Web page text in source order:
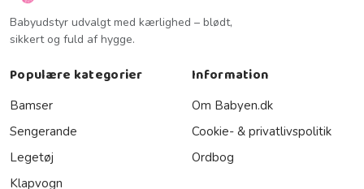
Babyudstyr udvalgt med kærlighed – blødt,
sikkert og fuld af hygge.
Populære kategorier
Bamser
Sengerande
Legetøj
Klapvogn
Information
Om Babyen.dk
Cookie- & privatlivspolitik
Ordbog